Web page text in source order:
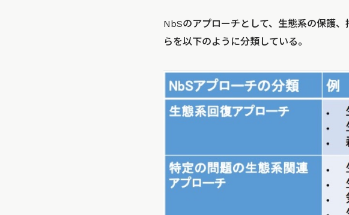
NbSのアプローチとして、生態系の保護
らを以下のように分類している。